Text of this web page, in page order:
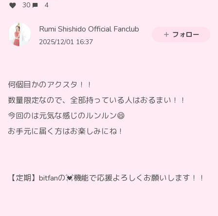
30
4
Rumi Shishido Official Fanclub
2025/12/01 16:37
フォロー
何個目かのアクスタ！！
数量限定なので、全部持っている人はおるまい！！
今回のは元気な感じのルンルン😄
お手元に届く方はお楽しみにね！
【定期】bitfanの💓機能で応援よろしくお願いします！！